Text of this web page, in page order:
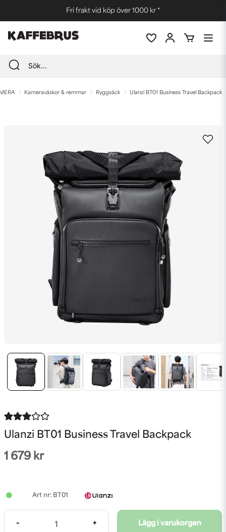
Fri frakt vid köp över 1000 kr *
Kameraväskor & remmar Ryggsäck Ulanzi BT01 Business Travel Backpack
Ulanzi BT01 Business Travel Backpack
1 679 kr
BT01
- + Lägg i varukorgen